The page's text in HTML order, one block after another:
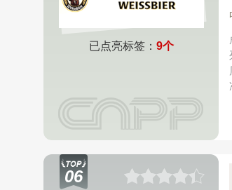
已点亮标签： 9个
06